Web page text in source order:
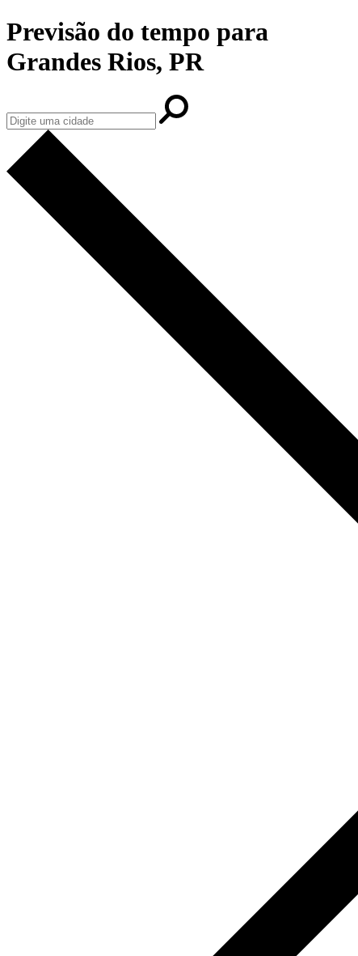
Previsão do tempo para
Grandes Rios, PR